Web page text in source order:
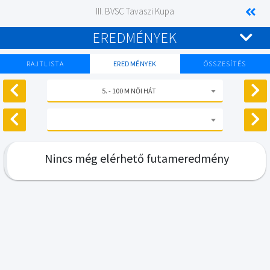
III. BVSC Tavaszi Kupa
EREDMÉNYEK
RAJTLISTA EREDMÉNYEK ÖSSZESÍTÉS
5. - 100 M NŐI HÁT
Nincs még elérhető futameredmény